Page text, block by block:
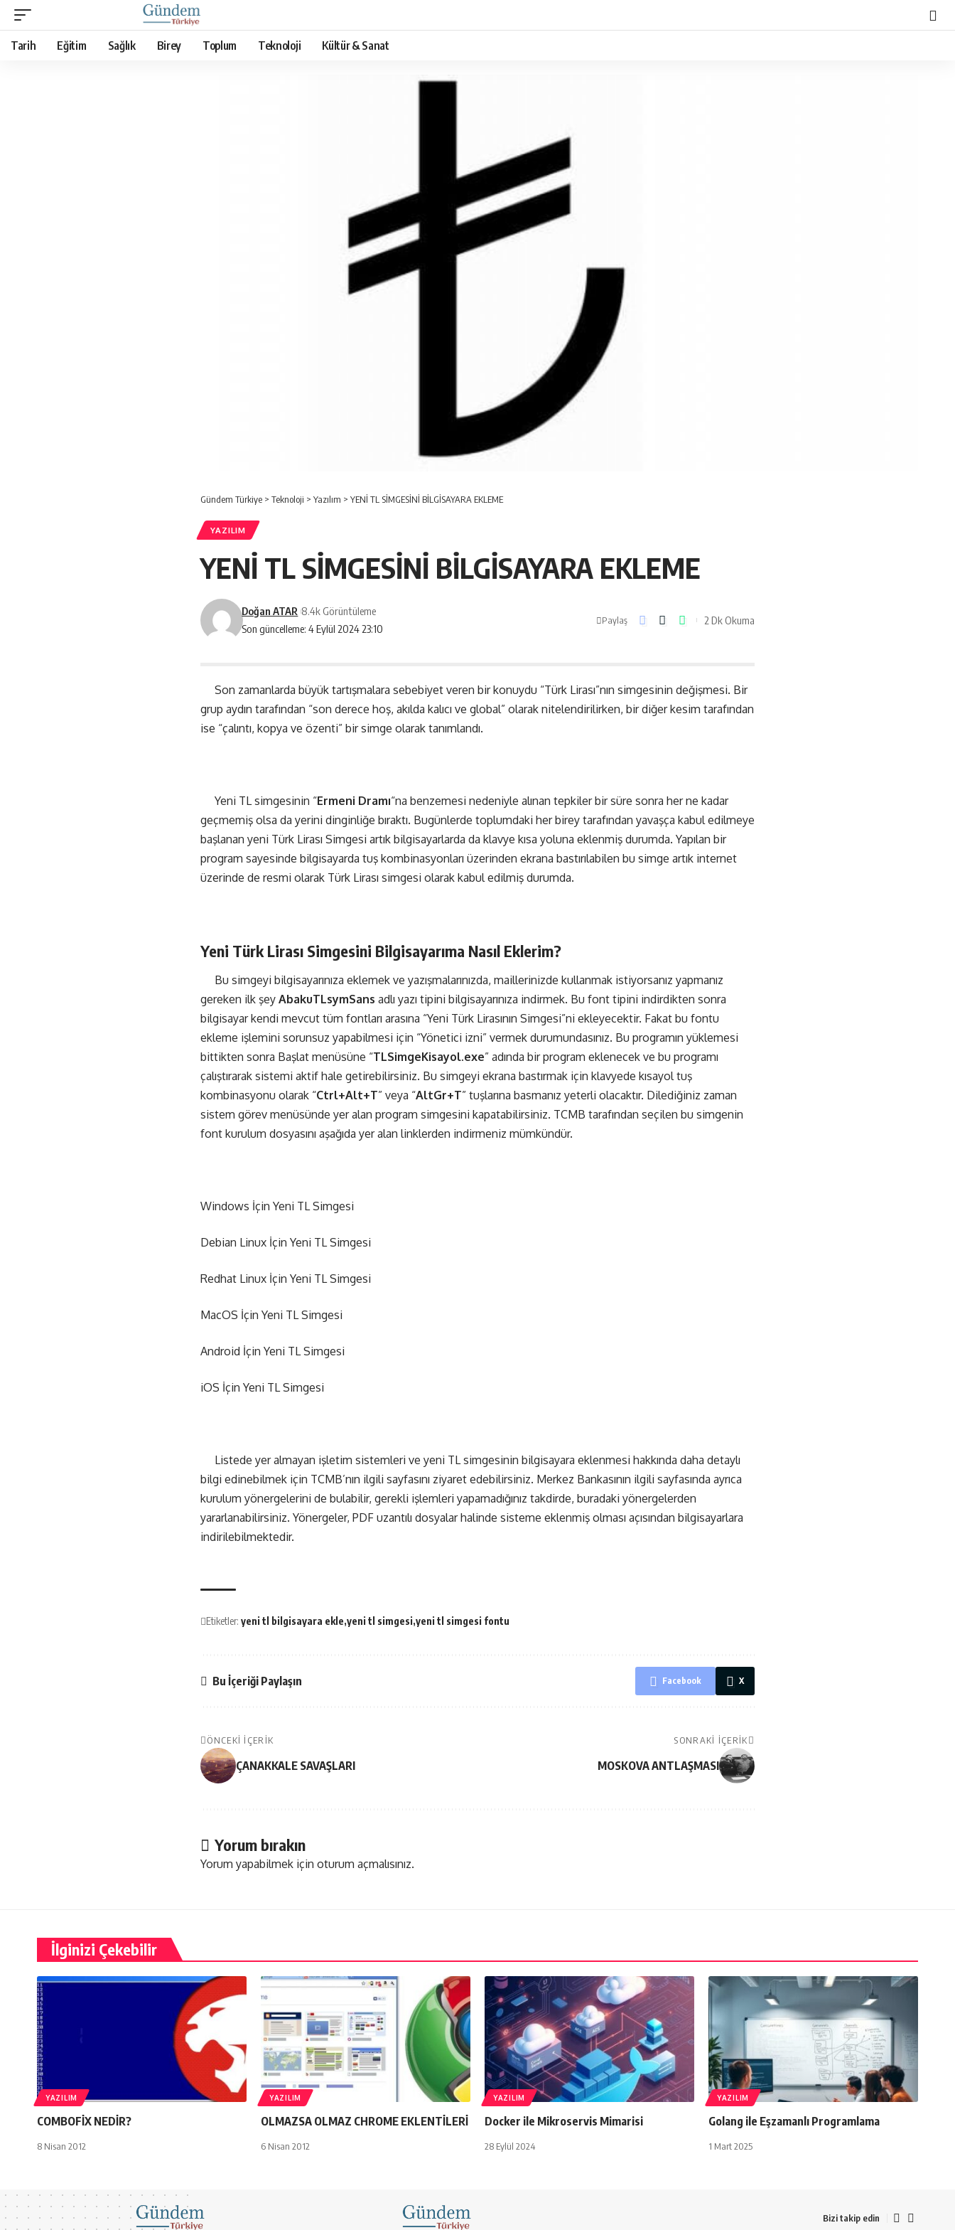
Tarih Eğitim Sağlık Birey Toplum Teknoloji Kültür & Sanat
Gündem Türkiye > Teknoloji > Yazılım > YENİ TL SİMGESİNİ BİLGİSAYARA EKLEME
YAZILIM
YENİ TL SİMGESİNİ BİLGİSAYARA EKLEME
Son güncelleme: 4 Eylül 2024 23:10
Doğan ATAR 8.4k Görüntüleme
Paylaş 2 Dk Okuma
Son zamanlarda büyük tartışmalara sebebiyet veren bir konuydu “Türk Lirası”nın simgesinin değişmesi. Bir
grup aydın tarafından “son derece hoş, akılda kalıcı ve global” olarak nitelendirilirken, bir diğer kesim tarafından
ise “çalıntı, kopya ve özenti” bir simge olarak tanımlandı.
Yeni TL simgesinin “Ermeni Dramı“na benzemesi nedeniyle alınan tepkiler bir süre sonra her ne kadar
geçmemiş olsa da yerini dinginliğe bıraktı. Bugünlerde toplumdaki her birey tarafından yavaşça kabul edilmeye
başlanan yeni Türk Lirası Simgesi artık bilgisayarlarda da klavye kısa yoluna eklenmiş durumda. Yapılan bir
program sayesinde bilgisayarda tuş kombinasyonları üzerinden ekrana bastırılabilen bu simge artık internet
üzerinde de resmi olarak Türk Lirası simgesi olarak kabul edilmiş durumda.
Yeni Türk Lirası Simgesini Bilgisayarıma Nasıl Eklerim?
Bu simgeyi bilgisayarınıza eklemek ve yazışmalarınızda, maillerinizde kullanmak istiyorsanız yapmanız
gereken ilk şey AbakuTLsymSans adlı yazı tipini bilgisayarınıza indirmek. Bu font tipini indirdikten sonra
bilgisayar kendi mevcut tüm fontları arasına “Yeni Türk Lirasının Simgesi”ni ekleyecektir. Fakat bu fontu
ekleme işlemini sorunsuz yapabilmesi için “Yönetici izni” vermek durumundasınız. Bu programın yüklemesi
bittikten sonra Başlat menüsüne “TLSimgeKisayol.exe” adında bir program eklenecek ve bu programı
çalıştırarak sistemi aktif hale getirebilirsiniz. Bu simgeyi ekrana bastırmak için klavyede kısayol tuş
kombinasyonu olarak “Ctrl+Alt+T” veya “AltGr+T” tuşlarına basmanız yeterli olacaktır. Dilediğiniz zaman
sistem görev menüsünde yer alan program simgesini kapatabilirsiniz. TCMB tarafından seçilen bu simgenin
font kurulum dosyasını aşağıda yer alan linklerden indirmeniz mümkündür.
Windows İçin Yeni TL Simgesi
Debian Linux İçin Yeni TL Simgesi
Redhat Linux İçin Yeni TL Simgesi
MacOS İçin Yeni TL Simgesi
Android İçin Yeni TL Simgesi
iOS İçin Yeni TL Simgesi
Listede yer almayan işletim sistemleri ve yeni TL simgesinin bilgisayara eklenmesi hakkında daha detaylı
bilgi edinebilmek için TCMB’nın ilgili sayfasını ziyaret edebilirsiniz. Merkez Bankasının ilgili sayfasında ayrıca
kurulum yönergelerini de bulabilir, gerekli işlemleri yapamadığınız takdirde, buradaki yönergelerden
yararlanabilirsiniz. Yönergeler, PDF uzantılı dosyalar halinde sisteme eklenmiş olması açısından bilgisayarlara
indirilebilmektedir.
Etiketler: yeni tl bilgisayara ekle yeni tl simgesi yeni tl simgesi fontu
Bu İçeriği Paylaşın Facebook X
ÖNCEKI İÇERIK
ÇANAKKALE SAVAŞLARI
SONRAKI İÇERIK
MOSKOVA ANTLAŞMASI
Yorum bırakın
Yorum yapabilmek için oturum açmalısınız.
İlginizi Çekebilir
YAZILIM
COMBOFİX NEDİR?
8 Nisan 2012
YAZILIM
OLMAZSA OLMAZ CHROME EKLENTİLERİ
6 Nisan 2012
YAZILIM
Docker ile Mikroservis Mimarisi
28 Eylül 2024
YAZILIM
Golang ile Eşzamanlı Programlama
1 Mart 2025
Bizi takip edin